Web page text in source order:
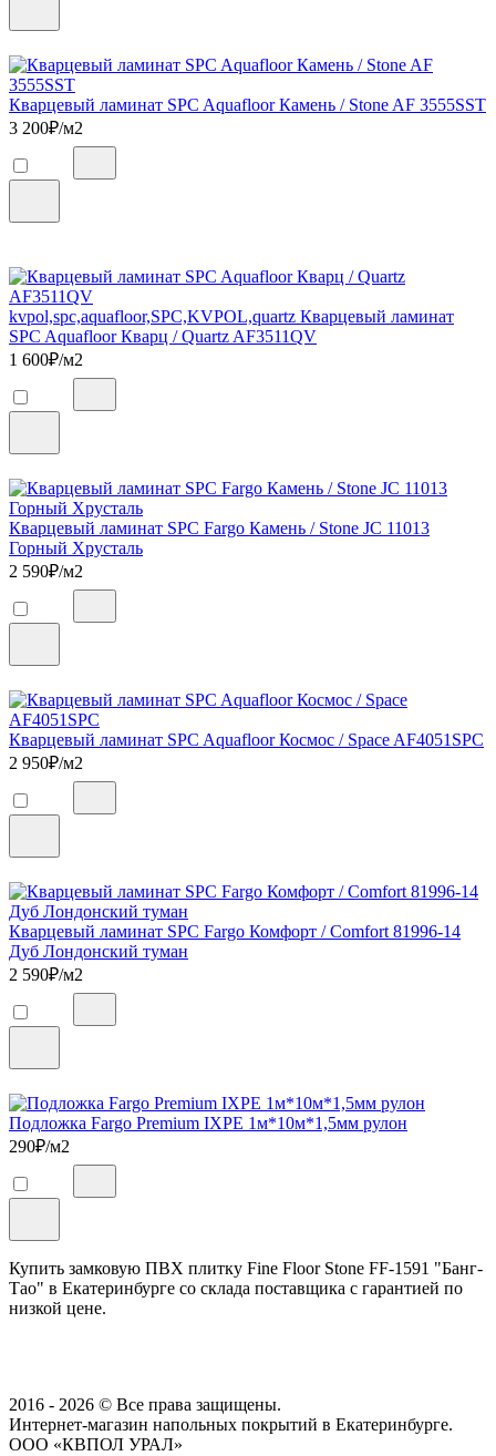
Кварцевый ламинат SPC Aquafloor Камень / Stone AF 3555SST
3 200₽/м2
kvpol,spc,aquafloor,SPC,KVPOL,quartz Кварцевый ламинат
SPC Aquafloor Кварц / Quartz AF3511QV
1 600₽/м2
Кварцевый ламинат SPC Fargo Камень / Stone JC 11013
Горный Хрусталь
2 590₽/м2
Кварцевый ламинат SPC Aquafloor Космос / Space AF4051SPC
2 950₽/м2
Кварцевый ламинат SPC Fargo Комфорт / Comfort 81996-14
Дуб Лондонский туман
2 590₽/м2
Подложка Fargo Premium IXPE 1м*10м*1,5мм рулон
290₽/м2
Купить замковую ПВХ плитку Fine Floor Stone FF-1591 "Банг-
Тао" в Екатеринбурге со склада поставщика с гарантией по
низкой цене.
2016 - 2026 © Все права защищены.
Интернет-магазин напольных покрытий в Екатеринбурге.
ООО «КВПОЛ УРАЛ»